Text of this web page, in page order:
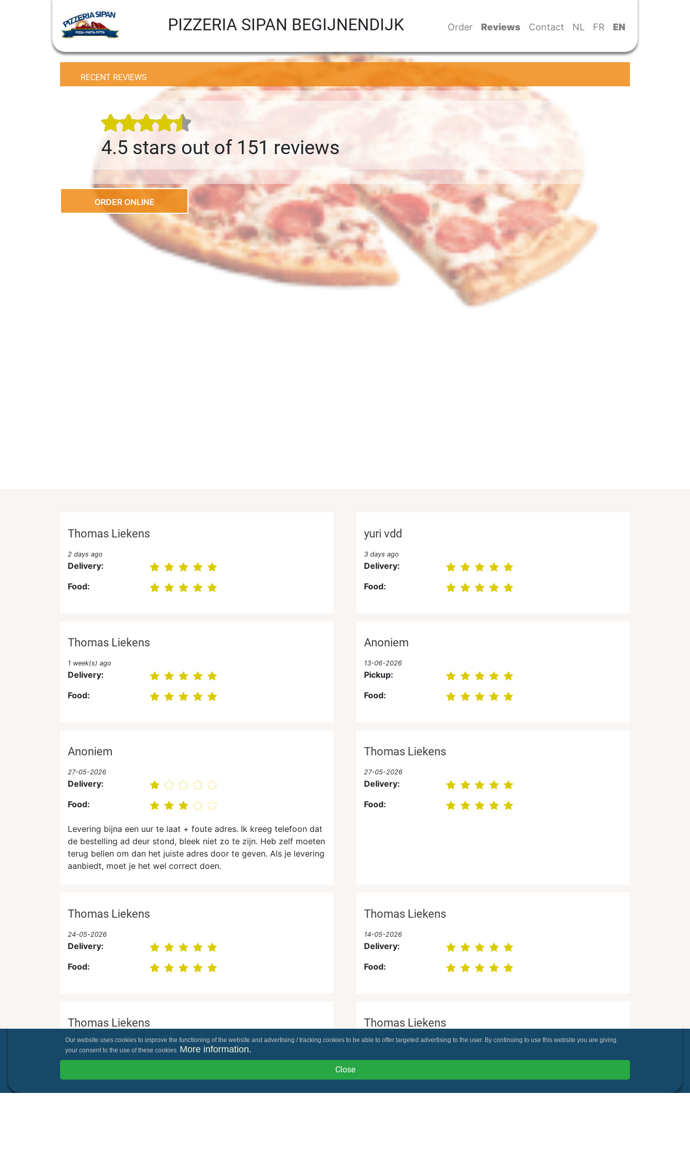
PIZZERIA SIPAN BEGIJNENDIJK Order Reviews Contact NL FR EN
RECENT REVIEWS
4.5 stars out of 151 reviews
ORDER ONLINE
Thomas Liekens
2 days ago
Delivery:
Food:
yuri vdd
3 days ago
Delivery:
Food:
Thomas Liekens
1 week(s) ago
Delivery:
Food:
Anoniem
13-06-2026
Pickup:
Food:
Anoniem
27-05-2026
Delivery:
Food:
Levering bijna een uur te laat + foute adres. Ik kreeg telefoon dat
de bestelling ad deur stond, bleek niet zo te zijn. Heb zelf moeten
terug bellen om dan het juiste adres door te geven. Als je levering
aanbiedt, moet je het wel correct doen.
Thomas Liekens
27-05-2026
Delivery:
Food:
Thomas Liekens
24-05-2026
Delivery:
Food:
Thomas Liekens
14-05-2026
Delivery:
Food:
Thomas Liekens
11-05-2026
Delivery:
Thomas Liekens
04-05-2026
Our website uses cookies to improve the functioning of the website and advertising / tracking cookies to be able to offer targeted advertising to the user. By continuing to use this website you are giving
your consent to the use of these cookies. More information.
Close